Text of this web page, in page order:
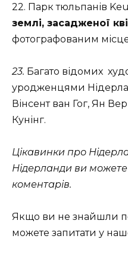
22. Парк тюльпанів
землі, засадженої
фотографованим
23. Багато відомих
уродженцями
Вінсент ван Гог, Ян
Кунінг.
Цікавинки про
Нідерланди ви
коментарів.
Якщо ви не знайшли
можете запитати у